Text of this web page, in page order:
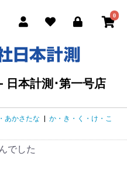
0
日本計測･第一号店
あかさたな
か・き・く・け・こ
でした